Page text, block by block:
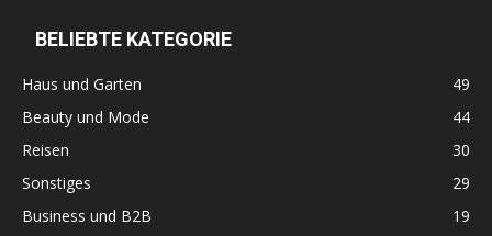
BELIEBTE KATEGORIE
Haus und Garten
49
Beauty und Mode
44
Reisen
30
Sonstiges
29
Business und B2B
19